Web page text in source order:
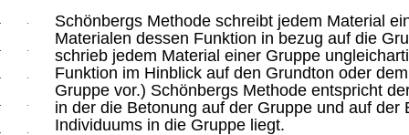
Schönbergs Methode schreibt jedem Material
Materialen dessen Funktion in bezug auf die
schrieb jedem Material einer Gruppe
Funktion im Hinblick auf den Grundton oder
Gruppe vor.) Schönbergs Methode entspricht
in der die Betonung auf der Gruppe und auf der
Individuums in die Gruppe liegt.